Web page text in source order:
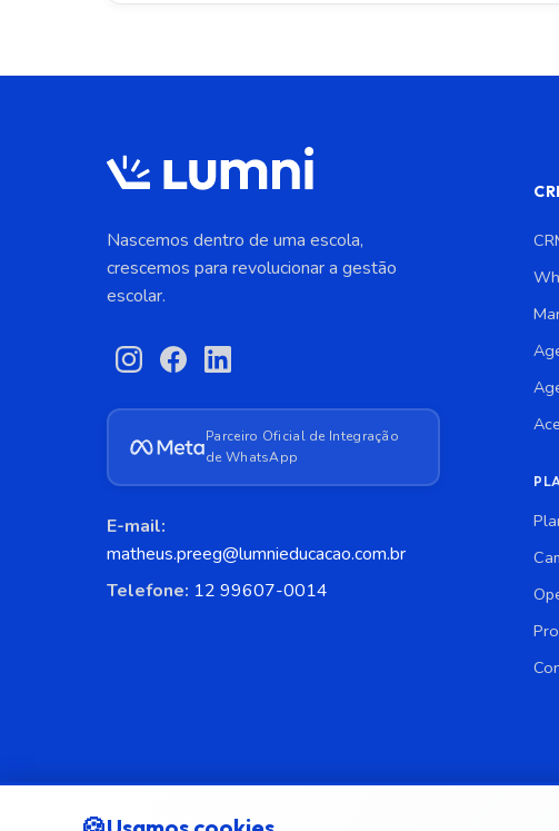
Nascemos dentro de uma escola,
crescemos para revolucionar a gestão
escolar.
Parceiro Oficial de Integração
de WhatsApp
E-mail:
matheus.preeg@lumnieducacao.com.br
Telefone: 12 99607-0014